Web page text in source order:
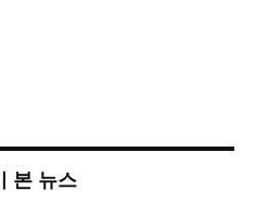
본 뉴스